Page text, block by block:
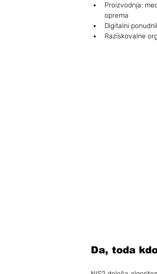
Proizvodnja:
oprema
Digitalni
Raziskovalne
Da, toda